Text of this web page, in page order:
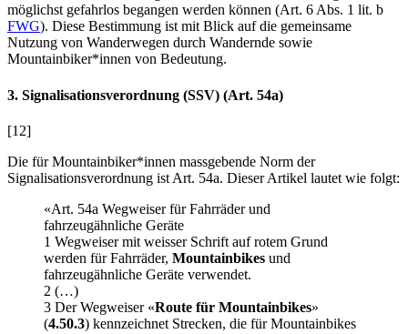
möglichst gefahrlos begangen werden können (Art. 6 Abs. 1 lit. b
FWG). Diese Bestimmung ist mit Blick auf die gemeinsame
Nutzung von Wanderwegen durch Wandernde sowie
Mountainbiker*innen von Bedeutung.
3. Signalisationsverordnung (SSV) (Art. 54a)
[12]
Die für Mountainbiker*innen massgebende Norm der
Signalisationsverordnung ist Art. 54a. Dieser Artikel lautet wie folgt:
«Art. 54a Wegweiser für Fahrräder und
fahrzeugähnliche Geräte
1 Wegweiser mit weisser Schrift auf rotem Grund
werden für Fahrräder, Mountainbikes und
fahrzeugähnliche Geräte verwendet.
2 (…)
3 Der Wegweiser «Route für Mountainbikes»
(4.50.3) kennzeichnet Strecken, die für Mountainbikes